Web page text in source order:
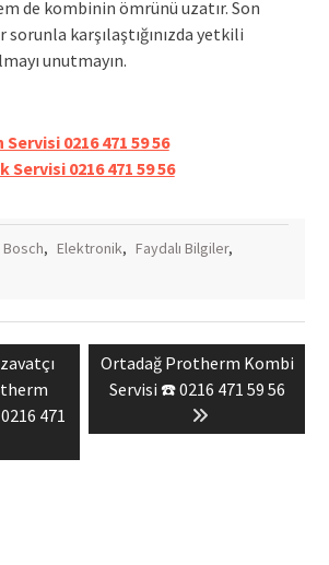
de kombinin ömrünü uzatır. Son
karşılaştığınızda yetkili
unutmayın.
0216 471 59 56
Servisi 0216 471 59 56
Bosch, Elektronik, Faydalı Bilgiler,
471
Next
post:
Ortadağ Protherm Kombi
Servisi ☎️ 0216 471 59 56